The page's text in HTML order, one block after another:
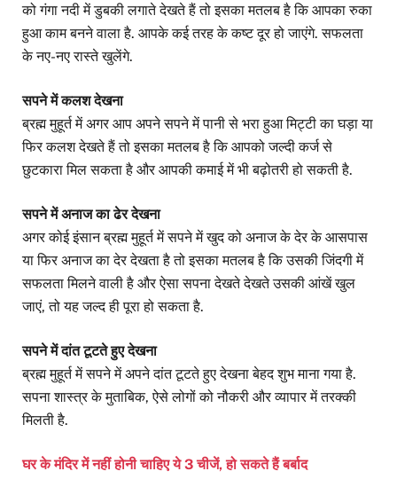
को गंगा नदी में डुबकी लगाते देखते हैं तो इसका मतलब है कि आपका रुका
हुआ काम बनने वाला है. आपके कई तरह के कष्ट दूर हो जाएंगे. सफलता
के नए-नए रास्ते खुलेंगे.
सपने में कलश देखना
ब्रह्म मुहूर्त में अगर आप अपने सपने में पानी से भरा हुआ मिट्टी का घड़ा या
फिर कलश देखते हैं तो इसका मतलब है कि आपको जल्दी कर्ज से
छुटकारा मिल सकता है और आपकी कमाई में भी बढ़ोतरी हो सकती है.
सपने में अनाज का ढेर देखना
अगर कोई इंसान ब्रह्म मुहूर्त में सपने में खुद को अनाज के देर के आसपास
या फिर अनाज का देर देखता है तो इसका मतलब है कि उसकी जिंदगी में
सफलता मिलने वाली है और ऐसा सपना देखते देखते उसकी आंखें खुल
जाएं, तो यह जल्द ही पूरा हो सकता है.
सपने में दांत टूटते हुए देखना
ब्रह्म मुहूर्त में सपने में अपने दांत टूटते हुए देखना बेहद शुभ माना गया है.
सपना शास्त्र के मुताबिक, ऐसे लोगों को नौकरी और व्यापार में तरक्की
मिलती है.
घर के मंदिर में नहीं होनी चाहिए ये 3 चीजें, हो सकते हैं बर्बाद